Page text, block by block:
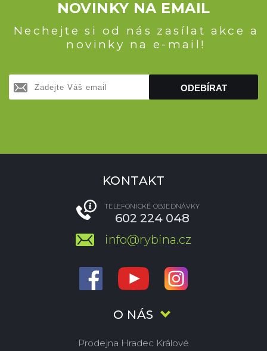
NOVINKY NA EMAIL
Nechejte si od nás zasílat akce a
novinky na e-mail!
ODEBÍRAT
O NÁS
Prodejna Hradec Králové
KONTAKT
TELEFONICKÉ OBJEDNÁVKY
602 224 048
info@rybina.cz